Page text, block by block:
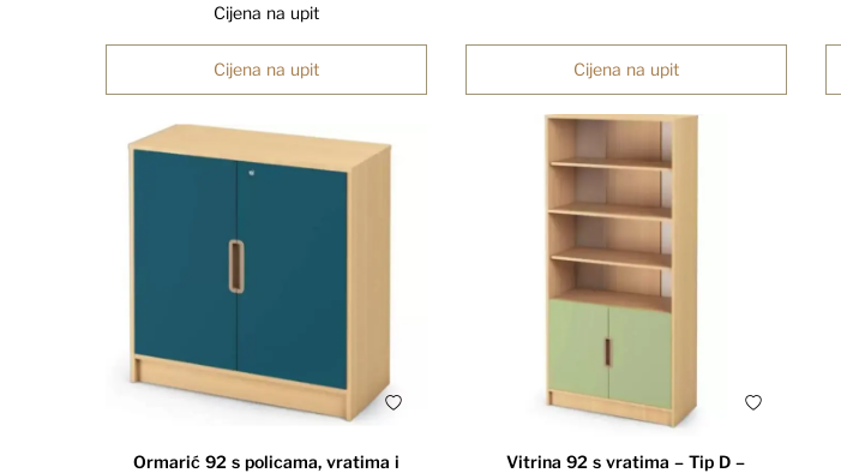
Cijena na upit
Cijena na upit Cijena na upit
Ormarić 92 s policama, vratima i
Vitrina 92 ​​s vratima – Tip D –